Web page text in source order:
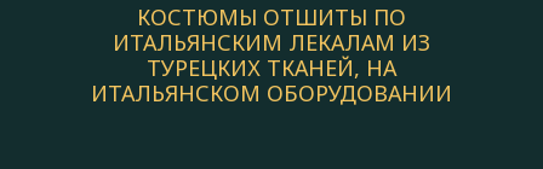
КОСТЮМЫ ОТШИТЫ ПО
ИТАЛЬЯНСКИМ ЛЕКАЛАМ ИЗ
ТУРЕЦКИХ ТКАНЕЙ, НА
ИТАЛЬЯНСКОМ ОБОРУДОВАНИИ